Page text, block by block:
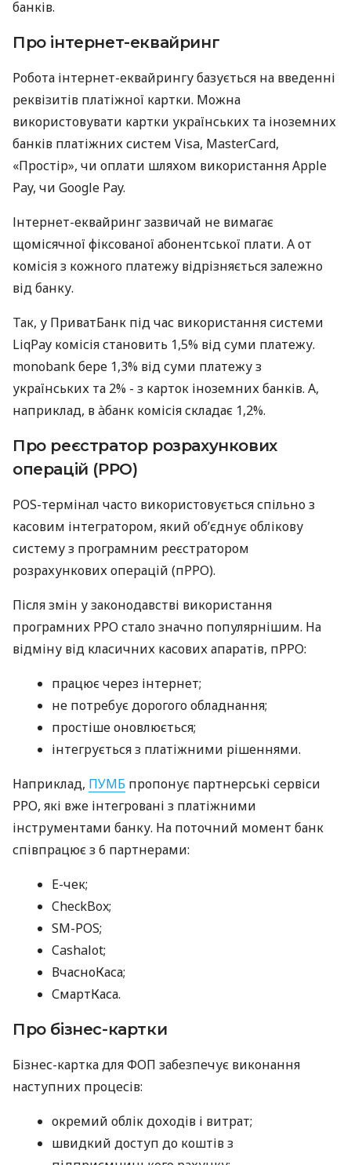
банків.
Про інтернет-еквайринг
Робота інтернет-еквайрингу базується на введенні
реквізитів платіжної картки. Можна
використовувати картки українських та іноземних
банків платіжних систем Visa, MasterCard,
«Простір», чи оплати шляхом використання Apple
Pay, чи Google Pay.
Інтернет-еквайринг зазвичай не вимагає
щомісячної фіксованої абонентської плати. А от
комісія з кожного платежу відрізняється залежно
від банку.
Так, у ПриватБанк під час використання системи
LiqPay комісія становить 1,5% від суми платежу.
monobank бере 1,3% від суми платежу з
українських та 2% - з карток іноземних банків. А,
наприклад, в àбанк комісія складає 1,2%.
Про реєстратор розрахункових
операцій (РРО)
POS-термінал часто використовується спільно з
касовим інтегратором, який об’єднує облікову
систему з програмним реєстратором
розрахункових операцій (пРРО).
Після змін у законодавстві використання
програмних РРО стало значно популярнішим. На
відміну від класичних касових апаратів, пРРО:
працює через інтернет;
не потребує дорогого обладнання;
простіше оновлюється;
інтегрується з платіжними рішеннями.
Наприклад, ПУМБ пропонує партнерські сервіси
РРО, які вже інтегровані з платіжними
інструментами банку. На поточний момент банк
співпрацює з 6 партнерами:
E-чек;
CheckBox;
SM-POS;
Cashalot;
ВчасноКаса;
СмартКаса.
Про бізнес-картки
Бізнес-картка для ФОП забезпечує виконання
наступних процесів:
окремий облік доходів і витрат;
швидкий доступ до коштів з